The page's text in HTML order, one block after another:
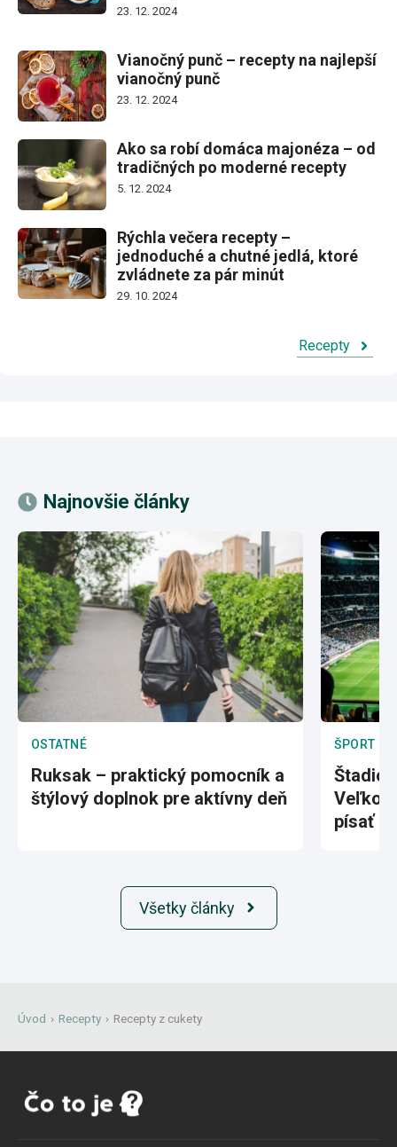
23. 12. 2024
Vianočný punč – recepty na najlepší
vianočný punč
23. 12. 2024
Ako sa robí domáca majonéza – od
tradičných po moderné recepty
5. 12. 2024
Rýchla večera recepty –
jednoduché a chutné jedlá, ktoré
zvládnete za pár minút
29. 10. 2024
Recepty
Najnovšie články
OSTATNÉ
Ruksak – praktický pomocník a
štýlový doplnok pre aktívny deň
ŠPORT
písať
Všetky články
Úvod › Recepty › Recepty z cukety